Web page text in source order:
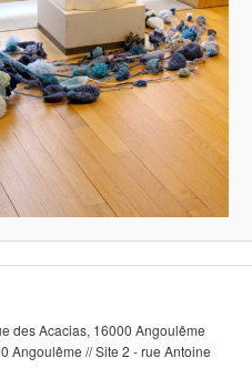
des Acacias, 16000 Angoulême
Angoulême // Site 2 - rue Antoine